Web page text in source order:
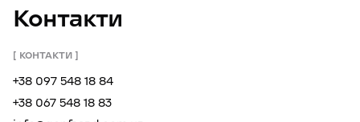
Контакти
КОНТАКТИ
+38 097 548 18 84
+38 067 548 18 83